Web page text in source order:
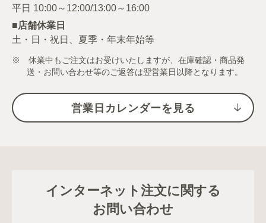
■店舗休業日
土・日・祝日、夏季・年末年始等
※ 休業中もご注文はお受けいたしますが、在庫確認・商品発
送・お問い合わせ等のご返答は翌営業日以降となります。
営業日カレンダーを見る
インターネット注文に関する
お問い合わせ